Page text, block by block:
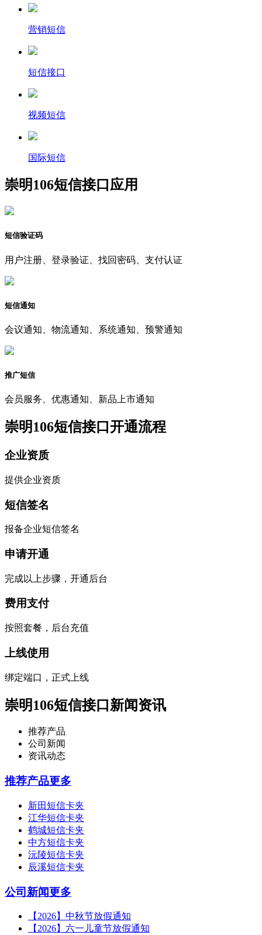
营销短信
短信接口
视频短信
国际短信
崇明106短信接口应用
短信验证码
用户注册、登录验证、找回密码、支付认证
短信通知
会议通知、物流通知、系统通知、预警通知
推广短信
会员服务、优惠通知、新品上市通知
崇明106短信接口开通流程
企业资质
提供企业资质
短信签名
报备企业短信签名
申请开通
完成以上步骤，开通后台
费用支付
按照套餐，后台充值
上线使用
绑定端口，正式上线
崇明106短信接口新闻资讯
推荐产品
公司新闻
资讯动态
推荐产品更多
新田短信卡夹
江华短信卡夹
鹤城短信卡夹
中方短信卡夹
沅陵短信卡夹
辰溪短信卡夹
公司新闻更多
【2026】中秋节放假通知
【2026】六一儿童节放假通知